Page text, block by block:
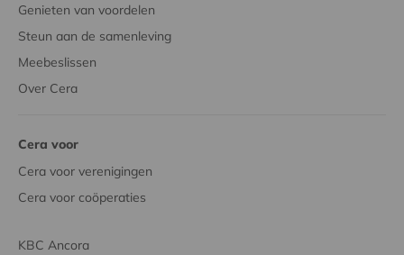
Genieten van voordelen
Steun aan de samenleving
Meebeslissen
Over Cera
Cera voor
Cera voor verenigingen
Cera voor coöperaties
KBC Ancora